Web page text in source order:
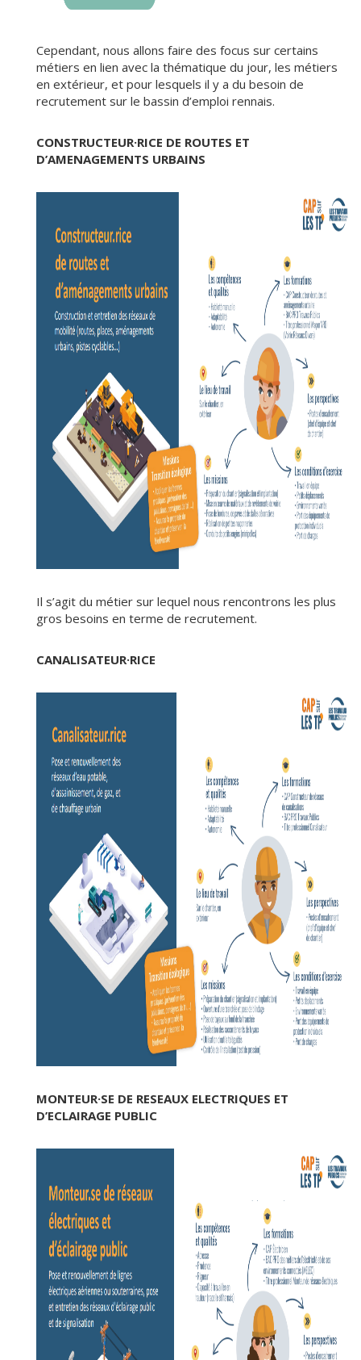
Cependant, nous allons faire des focus sur certains
métiers en lien avec la thématique du jour, les métiers
en extérieur, et pour lesquels il y a du besoin de
recrutement sur le bassin d’emploi rennais.
CONSTRUCTEUR·RICE DE ROUTES ET
D’AMENAGEMENTS URBAINS
Il s’agit du métier sur lequel nous rencontrons les plus
gros besoins en terme de recrutement.
CANALISATEUR·RICE
MONTEUR·SE DE RESEAUX ELECTRIQUES ET
D’ECLAIRAGE PUBLIC